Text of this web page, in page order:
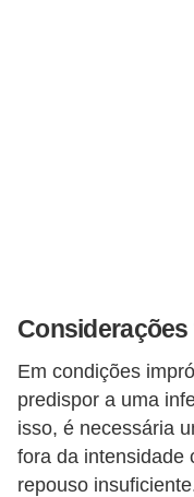
Considerações
Em condições
predispor a uma
isso, é necessária
fora da intensidade
repouso